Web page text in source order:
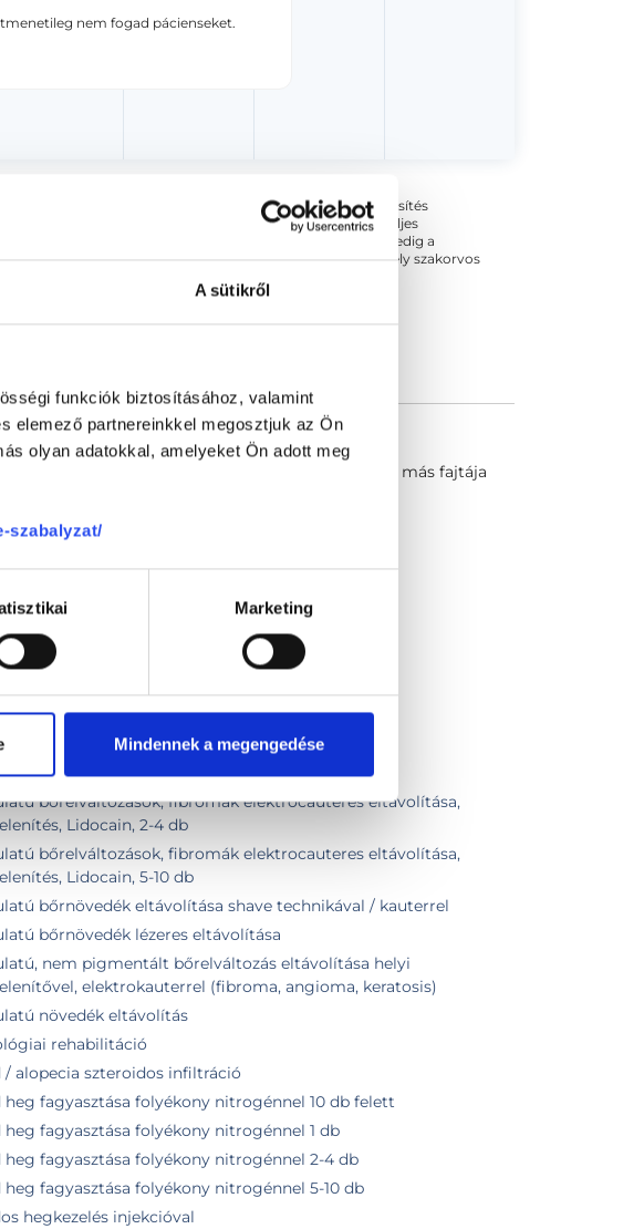
A sütikről
funkciók biztosításához, valamint
elemező partnereinkkel megosztjuk az Ön
olyan adatokkal, amelyeket Ön adott meg
szabalyzat/
Marketing
Mindennek a megengedése
nem fogad pácienseket.
orvos, aki jogszabályok szerinti szakorvosi szakképesítés
által önállóan nem végezhető szakmai tevékenységért teljes
szolgáltató szakorvosa az első részvizsgáig, utána pedig a
felelősségét kizárja esetleges névazonosságért bármely szakorvos
illetve fájdalommal jár. Van, amelyik néhány hétig, más fajtája
sebészet
bőrelváltozások, fibromák elektrocauteres eltávolítása,
Lidocain, 2-4 db
bőrelváltozások, fibromák elektrocauteres eltávolítása,
Lidocain, 5-10 db
bőrnövedék eltávolítása shave technikával / kauterrel
bőrnövedék lézeres eltávolítása
nem pigmentált bőrelváltozás eltávolítása helyi
elektrokauterrel (fibroma, angioma, keratosis)
növedék eltávolítás
rehabilitáció
/ alopecia szteroidos infiltráció
heg fagyasztása folyékony nitrogénnel 10 db felett
heg fagyasztása folyékony nitrogénnel 1 db
heg fagyasztása folyékony nitrogénnel 2-4 db
heg fagyasztása folyékony nitrogénnel 5-10 db
hegkezelés injekcióval